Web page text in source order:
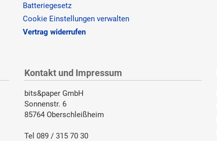
Batteriegesetz
Cookie Einstellungen verwalten
Vertrag widerrufen
Kontakt und Impressum
bits&paper GmbH
Sonnenstr. 6
85764 Oberschleißheim
Tel 089 / 315 70 30